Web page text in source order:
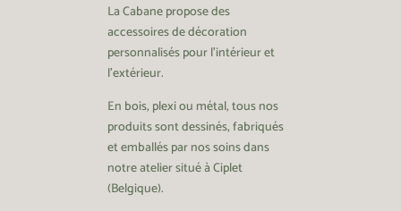
La Cabane propose des
accessoires de décoration
personnalisés pour l’intérieur et
l’extérieur.
En bois, plexi ou métal, tous nos
produits sont dessinés, fabriqués
et emballés par nos soins dans
notre atelier situé à Ciplet
(Belgique).